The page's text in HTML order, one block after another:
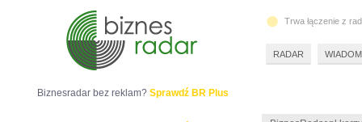
Biznesradar bez reklam? Sprawdź BR Plus
Trwa łączenie z
RADAR